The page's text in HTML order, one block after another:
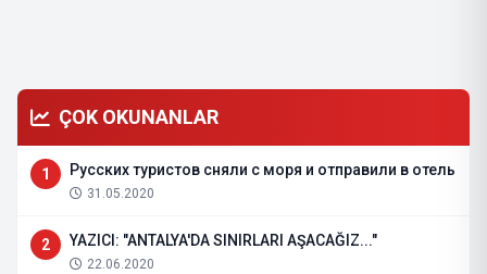
ÇOK OKUNANLAR
1 Русских туристов сняли с моря и отправили в отель
31.05.2020
2 YAZICI: "ANTALYA'DA SINIRLARI AŞACAĞIZ..."
22.06.2020